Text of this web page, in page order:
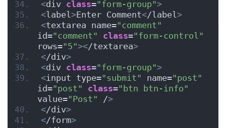
<div class="form-group">
<label >Enter Comment</label >
<textarea name="comment"
id="comment" class="form-control"
rows="5"></textarea>
</div>
<div class="form-group">
<input type="submit" name="post"
id="post" class="btn btn-info"
value="Post" />
</div>
</form>